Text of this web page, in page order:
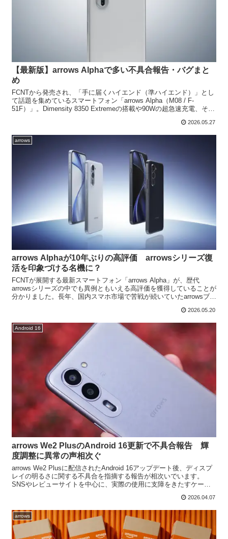
【最新版】arrows Alphaで多い不具合報告・バグまと
め
FCNTから発売され、「手に届くハイエンド（準ハイエンド）」とし
て話題を集めているスマートフォン「arrows Alpha（M08 / F-
51F）」。Dimensity 8350 Extremeの搭載や90Wの超急速充電、そし
2026.05.27
arrows
arrows Alphaが10年ぶりの高評価 arrowsシリーズ復
活を印象づける名機に？
FCNTが展開する最新スマートフォン「arrows Alpha」が、歴代
arrowsシリーズの中でも異例ともいえる高評価を獲得していることが
分かりました。長年、国内スマホ市場で苦戦が続いていたarrowsブラ
2026.05.20
Android 16
arrows We2 PlusのAndroid 16更新で不具合報告 輝
度調整に異常の声相次ぐ
arrows We2 Plusに配信されたAndroid 16アップデート後、ディスプ
レイの明るさに関する不具合を指摘する報告が相次いでいます。
SNSやレビューサイトを中心に、実際の使用に支障をきたすケース
2026.04.07
arrows